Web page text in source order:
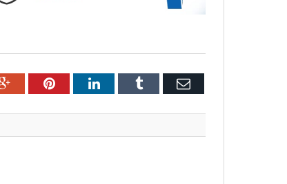
Google+PinterestLinkedInTumblr Email